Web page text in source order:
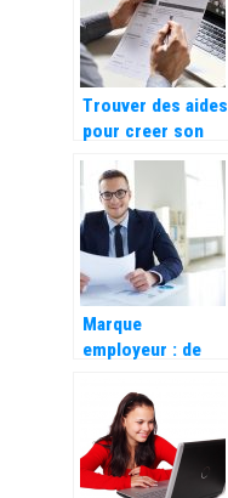
Trouver des aides
pour creer son
entreprise
Marque
employeur : de
pourquoi et
comment la
developper ?